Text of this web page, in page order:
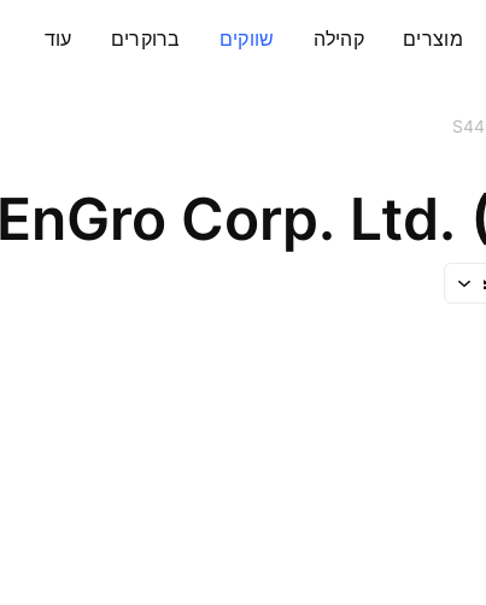
מוצרים קהילה שווקים ברוקרים עוד
S44
EnGro Corp. Ltd.